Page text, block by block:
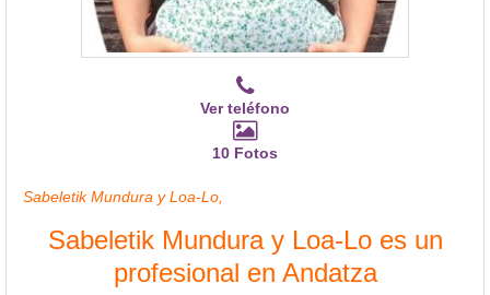
Ver teléfono
10 Fotos
Sabeletik Mundura y Loa-Lo,
Sabeletik Mundura y Loa-Lo es un
profesional en Andatza